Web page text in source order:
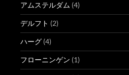
アムステルダム (4)
デルフト (2)
ハーグ (4)
フローニンゲン (1)